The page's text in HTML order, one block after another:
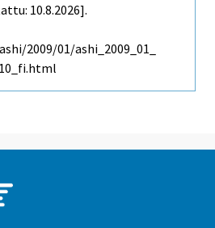
10.8.2026].
2009/01/ashi_2009_01_